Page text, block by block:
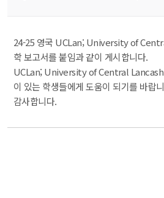
24-25 영국 UCLan; University of
학 보고서를 붙임과 같이 게시합니다.
UCLan; University of Central
이 있는 학생들에게 도움이 되기를 바랍
감사합니다.